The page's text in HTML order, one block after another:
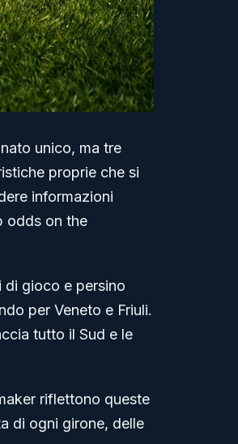
unico, ma tre
proprie che si
informazioni
odds on the
di gioco e persino
per Veneto e Friuli.
tutto il Sud e le
riflettono queste
di ogni girone, delle